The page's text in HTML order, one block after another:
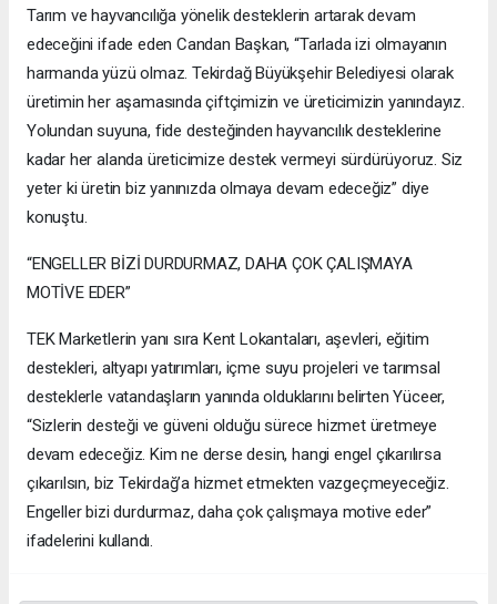
Tarım ve hayvancılığa yönelik desteklerin artarak devam
edeceğini ifade eden Candan Başkan, “Tarlada izi olmayanın
harmanda yüzü olmaz. Tekirdağ Büyükşehir Belediyesi olarak
üretimin her aşamasında çiftçimizin ve üreticimizin yanındayız.
Yolundan suyuna, fide desteğinden hayvancılık desteklerine
kadar her alanda üreticimize destek vermeyi sürdürüyoruz. Siz
yeter ki üretin biz yanınızda olmaya devam edeceğiz” diye
konuştu.
“ENGELLER BİZİ DURDURMAZ, DAHA ÇOK ÇALIŞMAYA
MOTİVE EDER”
TEK Marketlerin yanı sıra Kent Lokantaları, aşevleri, eğitim
destekleri, altyapı yatırımları, içme suyu projeleri ve tarımsal
desteklerle vatandaşların yanında olduklarını belirten Yüceer,
“Sizlerin desteği ve güveni olduğu sürece hizmet üretmeye
devam edeceğiz. Kim ne derse desin, hangi engel çıkarılırsa
çıkarılsın, biz Tekirdağ’a hizmet etmekten vazgeçmeyeceğiz.
Engeller bizi durdurmaz, daha çok çalışmaya motive eder”
ifadelerini kullandı.